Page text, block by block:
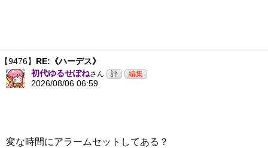
【9476】 RE:《ハーデス》
初代ゆるせぽねさん
2026/08/06 06:59
変な時間にアラームセットしてある？